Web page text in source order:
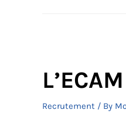
Recrutement / By